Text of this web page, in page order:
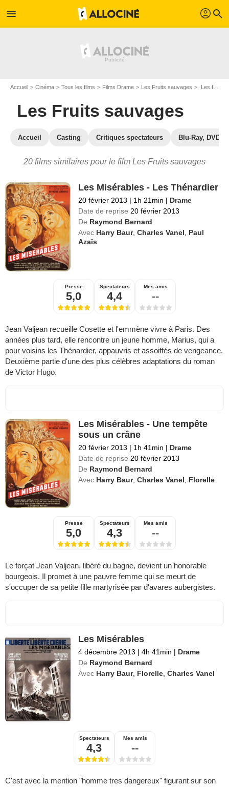
menu profil search
Accueil Cinéma Tous les films Films Drame Les Fruits sauvages Les films similaires à "Les Fruits sauvages"
Les Fruits sauvages
Accueil Casting Critiques spectateurs Blu-Ray, DVD
20 films similaires pour le film Les Fruits sauvages
Les Misérables - Les Thénardier
20 février 2013 | 1h 21min | Drame
Date de reprise 20 février 2013
De Raymond Bernard
Avec Harry Baur,Charles Vanel
Paul
Azaïs
Presse
5,0
Spectateurs
4,4
Mes amis
--
Jean Valjean recueille Cosette et l'emmène vivre à Paris. Des
années plus tard, elle rencontre un jeune homme, Marius, qui a
pour voisins les Thénardier, appauvris et assoiffés de vengeance.
Deuxième partie d'une des plus célèbres adaptations du roman
de Victor Hugo.
Les Misérables - Une tempête
sous un crâne
20 février 2013 | 1h 41min | Drame
Date de reprise 20 février 2013
De Raymond Bernard
Avec Harry Baur,Charles Vanel Florelle
Presse
5,0
Spectateurs
4,3
Mes amis
--
Le forçat Jean Valjean, libéré du bagne, devient un honorable
bourgeois. Il promet à une pauvre femme qui se meurt de
s'occuper de sa petite fille martyrisée par d'avares aubergistes.
Les Misérables
4 décembre 2013 | 4h 41min | Drame
De Raymond Bernard
Avec Harry Baur, Florelle ,Charles Vanel
Spectateurs
4,3
Mes amis
--
C'est avec la mention "homme tres dangereux" figurant sur son